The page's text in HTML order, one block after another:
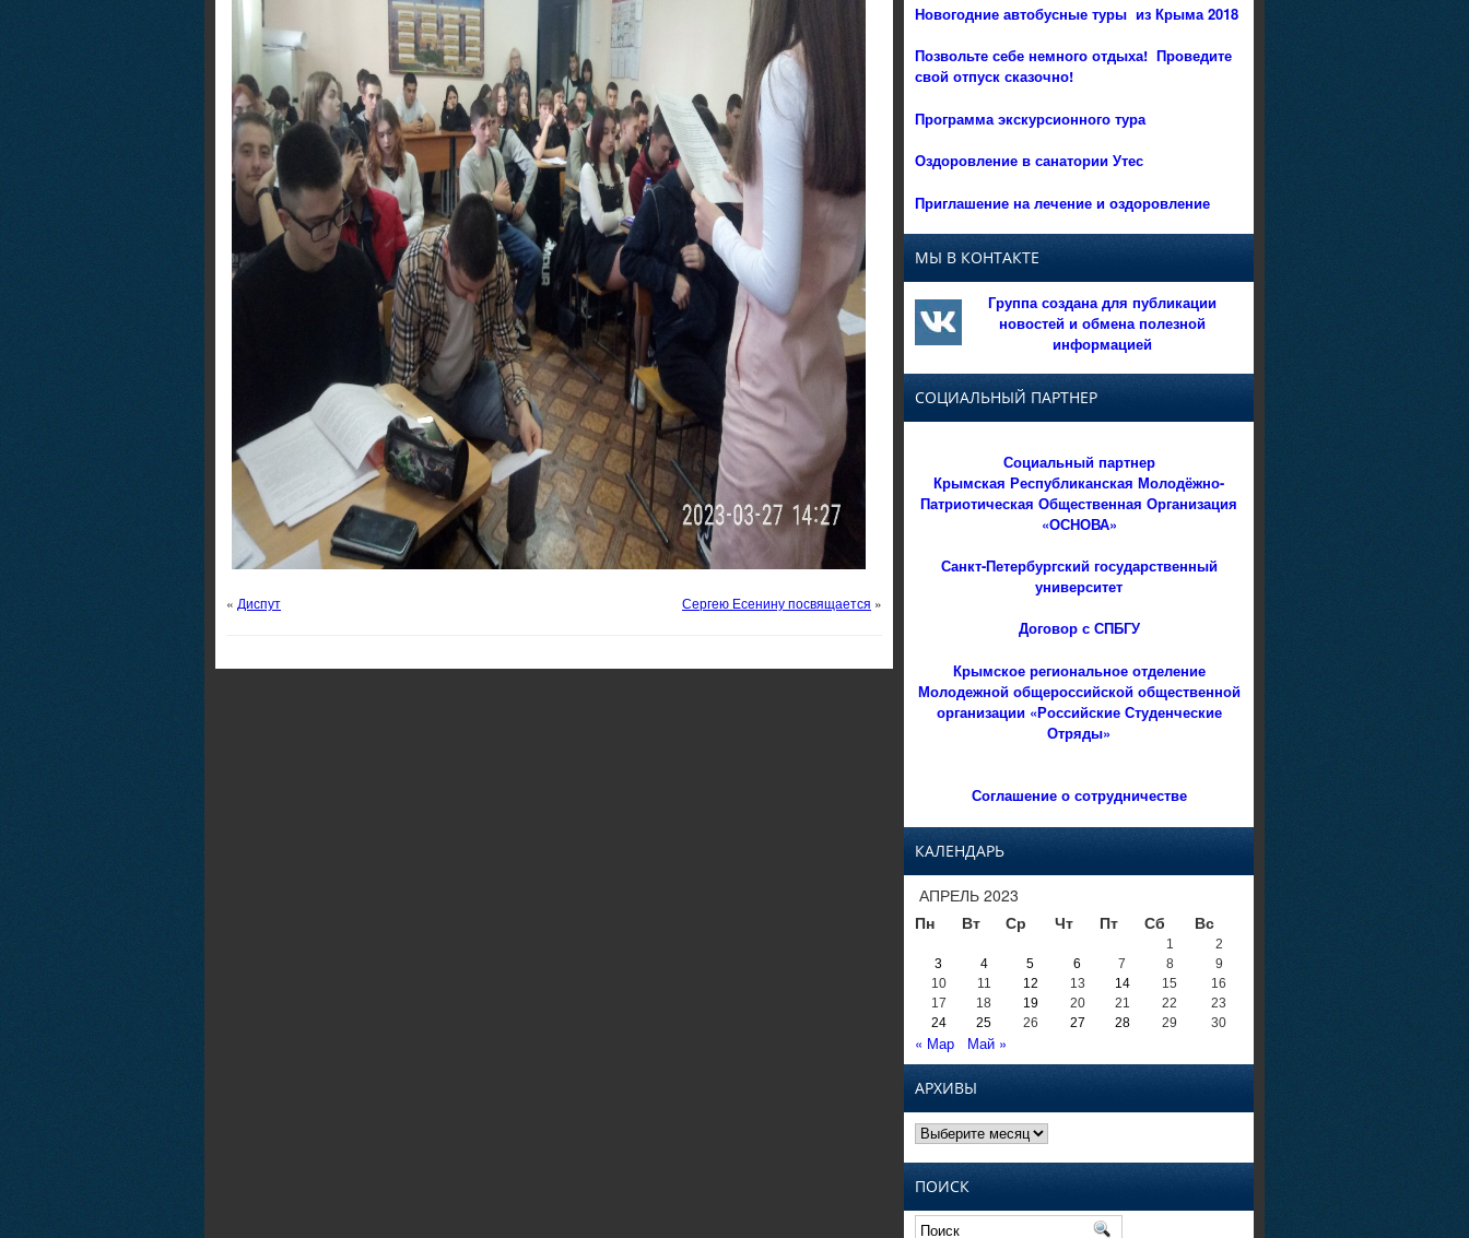
« Диспут Сергею Есенину посвящается »
Новогодние автобусные туры из Крыма 2018
Позвольте себе немного отдыха! Проведите
свой отпуск сказочно!
Программа экскурсионного тура
Оздоровление в санатории Утес
Приглашение на лечение и оздоровление
МЫ В КОНТАКТЕ
Группа создана для публикации
новостей и обмена полезной
информацией
СОЦИАЛЬНЫЙ ПАРТНЕР
Социальный партнер
Крымская Республиканская Молодёжно-
Патриотическая Общественная Организация
«ОСНОВА»
Санкт-Петербургский государственный
университет
Договор с СПБГУ
Крымское региональное отделение
Молодежной общероссийской общественной
организации «Российские Студенческие
Отряды»
Соглашение о сотрудничестве
КАЛЕНДАРЬ
АПРЕЛЬ 2023
Пн
Вт Ср Чт Пт Сб Вс
1
2
3
4 5 6 7 8
9
10
11 12 13 14 15
16
17
18 19 20 21 22
23
24
25 26 27 28 29 30
« Мар Май »
АРХИВЫ
Архивы
ПОИСК